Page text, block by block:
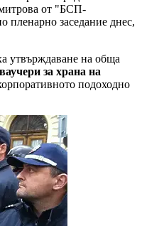
от "БСП-
пленарно заседание днес,
утвърждаване на обща
ваучери за храна на
подоходно